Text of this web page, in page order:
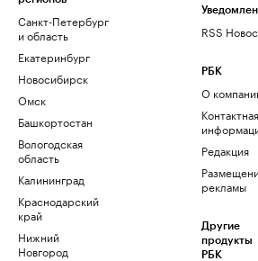
Санкт-Петербург
и область
Екатеринбург
Новосибирск
Омск
Башкортостан
Вологодская
область
Калининград
Краснодарский
край
Нижний
Новгород
RSS
РБК
О
Контактная
Редакция
рекламы
Другие
продукты
РБК